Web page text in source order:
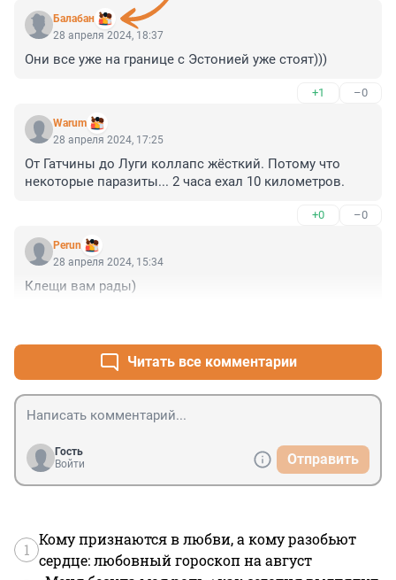
Балабан
28 апреля 2024, 18:37
Они все уже на границе с Эстонией уже стоят)))
+1 –0
Warum
28 апреля 2024, 17:25
От Гатчины до Луги коллапс жёсткий. Потому что
некоторые паразиты... 2 часа ехал 10 километров.
+0 –0
Perun
28 апреля 2024, 15:34
Клещи вам рады)
Читать все комментарии
Гость
Войти
Отправить
1
Кому признаются в любви, а кому разобьют
сердце: любовный гороскоп на август